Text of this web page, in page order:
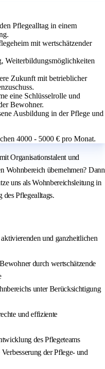
Pflegealltag in einem
mit wertschätzender
Weiterbildungsmöglichkeiten
Zukunft mit betrieblicher
eine Schlüsselrolle und
Bewohner.
Ausbildung in der Pflege und
4000 - 5000 € pro Monat.
Organisationstalent und
Wohnbereich übernehmen? Dann
uns als Wohnbereichsleitung in
des Pflegealltags.
und ganzheitlichen
durch wertschätzende
unter Berücksichtigung
und effiziente
des Pflegeteams
der Pflege- und